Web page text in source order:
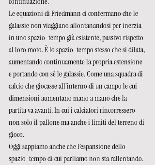
Le equazioni di Friedmann ci confermano che le
galassie non viaggiano allontanandosi per inerzia
in uno spazio-tempo già esistente, passivo rispetto
al loro moto. È lo spazio-tempo stesso che si dilata,
aumentando continuamente la propria estensione
e portando con sé le galassie. Come una squadra di
calcio che giocasse all’interno di un campo le cui
dimensioni aumentano mano a mano che la
partita va avanti. In cui i calciatori rincorressero
non solo il pallone ma anche i limiti del terreno di
gioco.
Oggi sappiamo anche che l’espansione dello
spazio-tempo di cui parliamo non sta rallentando.